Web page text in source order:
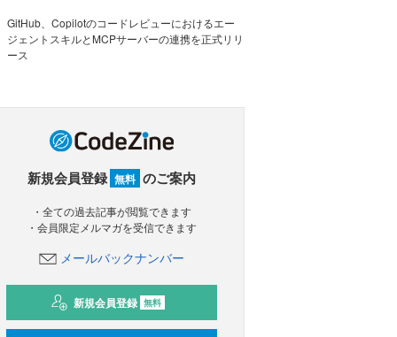
GitHub、Copilotのコードレビューにおけるエー
ジェントスキルとMCPサーバーの連携を正式リリ
ース
新規会員登録 無料 のご案内
・全ての過去記事が閲覧できます
・会員限定メルマガを受信できます
メールバックナンバー
新規会員登録 無料